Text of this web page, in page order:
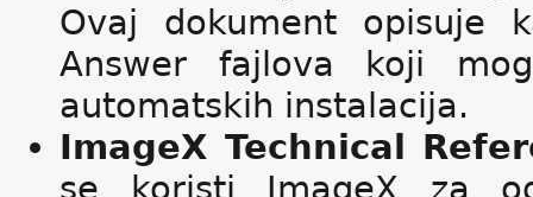
Ovaj dokument opisuje
Answer fajlova koji
automatskih instalacija.
ImageX Technical
se koristi ImageX za